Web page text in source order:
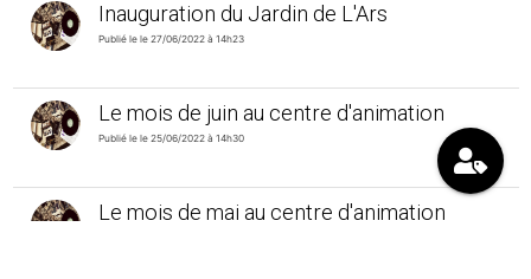
Inauguration du Jardin de L'Ars
Publié le le 27/06/2022 à 14h23
Le mois de juin au centre d'animation
Publié le le 25/06/2022 à 14h30
Le mois de mai au centre d'animation